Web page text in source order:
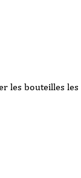
les bouteilles les